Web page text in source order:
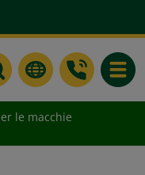
le macchie